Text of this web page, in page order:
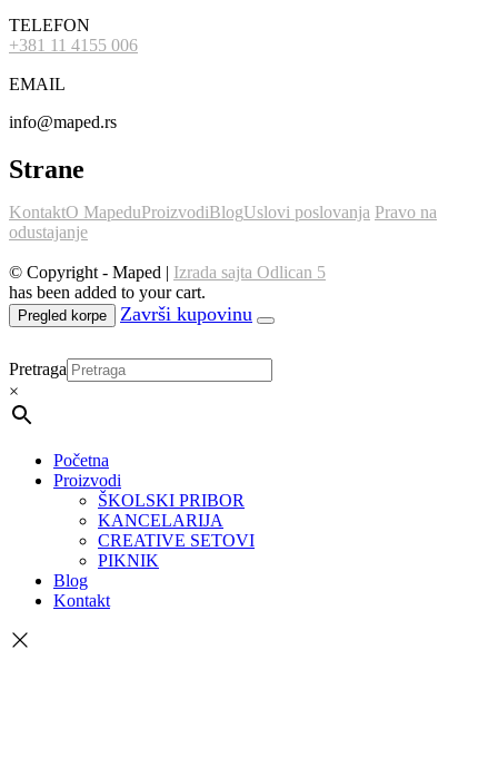
TELEFON
+381 11 4155 006
EMAIL
info@maped.rs
Strane
KontaktO MapeduProizvodiBlogUslovi poslovanja Pravo na
odustajanje
© Copyright - Maped | Izrada sajta Odlican 5
has been added to your cart.
Pregled korpe
Pretraga
×
Početna
Proizvodi
ŠKOLSKI PRIBOR
KANCELARIJA
CREATIVE SETOVI
PIKNIK
Blog
Kontakt